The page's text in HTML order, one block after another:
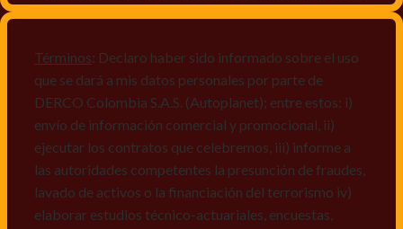
mismos, vi) crear bases de datos de acuerdo a las
características y perfiles de los titulares de Datos
Personales, v) encuestas de satisfacción, vi) reportes
recall.
Declaro que puedo acceder a la política de protección
de datos personales de Derco en la
direcciónwww.autoplanet.com.co, igualmente,
Términos: Declaro haber sido informado sobre el uso
que se dará a mis datos personales por parte de
DERCO Colombia S.A.S. (Autoplanet); entre estos: i)
envío de información comercial y promocional, ii)
ejecutar los contratos que celebremos, iii) informe a
las autoridades competentes la presunción de fraudes,
lavado de activos o la financiación del terrorismo iv)
elaborar estudios técnico-actuariales, encuestas,